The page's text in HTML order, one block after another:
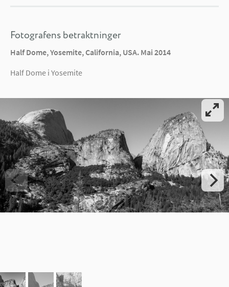
Fotografens betraktninger
Half Dome, Yosemite, California, USA. Mai 2014
Half Dome i Yosemite